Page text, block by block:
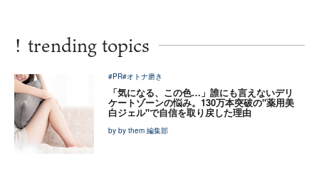
! trending topics
#PR#オトナ磨き
「気になる、この色…」誰にも言えないデリ
ケートゾーンの悩み。130万本突破の"薬用美
白ジェル"で自信を取り戻した理由
by by them 編集部